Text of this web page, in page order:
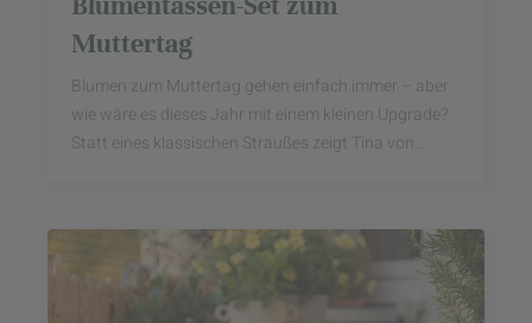
Muttertag
Blumen zum Muttertag gehen einfach immer – aber
wie wäre es dieses Jahr mit einem kleinen Upgrade?
Statt eines klassischen Straußes zeigt Tina von